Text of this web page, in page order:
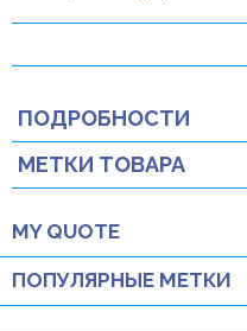
ПОДРОБНОСТИ
МЕТКИ ТОВАРА
MY QUOTE
ПОПУЛЯРНЫЕ МЕТКИ